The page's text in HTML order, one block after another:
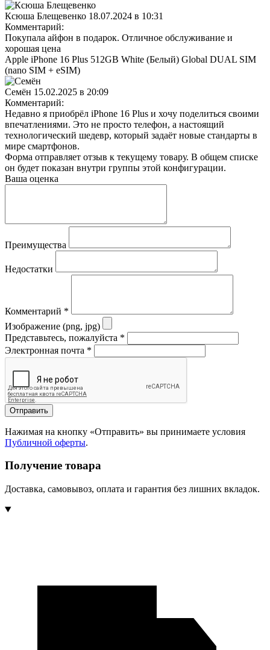
Ксюша Блещевенко 18.07.2024 в 10:31
Комментарий:
Покупала айфон в подарок. Отличное обслуживание и
хорошая цена
Apple iPhone 16 Plus 512GB White (Белый) Global DUAL SIM
(nano SIM + eSIM)
Семён 15.02.2025 в 20:09
Комментарий:
Недавно я приобрёл iPhone 16 Plus и хочу поделиться своими
впечатлениями. Это не просто телефон, а настоящий
технологический шедевр, который задаёт новые стандарты в
мире смартфонов.
Форма отправляет отзыв к текущему товару. В общем списке
он будет показан внутри группы этой конфигурации.
Ваша оценка
Преимущества
Недостатки
Комментарий *
Изображение (png, jpg)
Представьтесь, пожалуйста *
Электронная почта *
Отправить
Нажимая на кнопку «Отправить» вы принимаете условия
Публичной оферты.
Получение товара
Доставка, самовывоз, оплата и гарантия без лишних вкладок.